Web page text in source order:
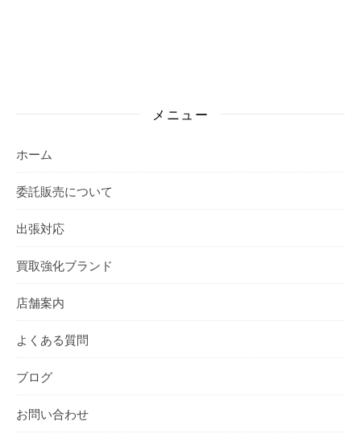
メニュー
ホーム
委託販売について
出張対応
買取強化ブランド
店舗案内
よくある質問
ブログ
お問い合わせ